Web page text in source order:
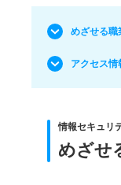
めざせる職
アクセス情
情報セキュリ
めざせ